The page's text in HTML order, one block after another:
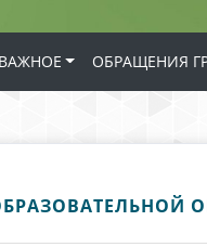
ВАЖНОЕ ОБРАЩЕНИЯ